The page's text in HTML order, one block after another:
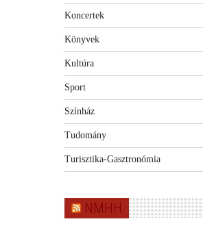
Koncertek
Könyvek
Kultúra
Sport
Színház
Tudomány
Turisztika-Gasztronómia
NMHH